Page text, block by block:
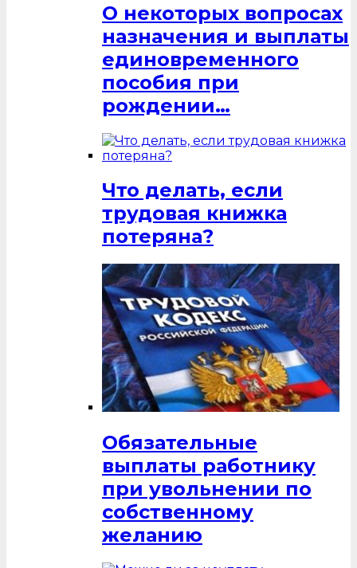
О некоторых вопросах
назначения и выплаты
единовременного
пособия при
рождении…
Что делать, если
трудовая книжка
потеряна?
Обязательные
выплаты работнику
при увольнении по
собственному
желанию